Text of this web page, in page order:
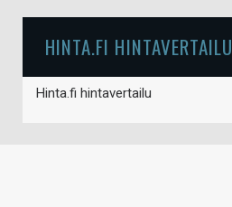
HINTA.FI HINTAVERTAILU
Hinta.fi hintavertailu